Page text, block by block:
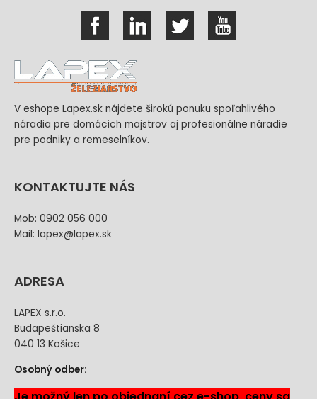
V eshope Lapex.sk nájdete širokú ponuku spoľahlivého
náradia pre domácich majstrov aj profesionálne náradie
pre podniky a remeselníkov.
KONTAKTUJTE NÁS
Mob: 0902 056 000
Mail: lapex@lapex.sk
ADRESA
LAPEX s.r.o.
Budapeštianska 8
040 13 Košice
Osobný odber: